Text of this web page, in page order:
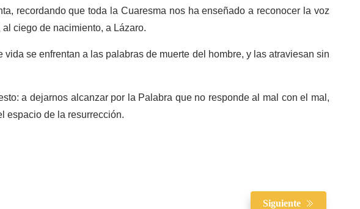
recordando que toda la Cuaresma nos ha enseñado a reconocer la voz
ciego de nacimiento, a Lázaro.
se enfrentan a las palabras de muerte del hombre, y las atraviesan sin
a dejarnos alcanzar por la Palabra que no responde al mal con el mal,
espacio de la resurrección.
Siguiente